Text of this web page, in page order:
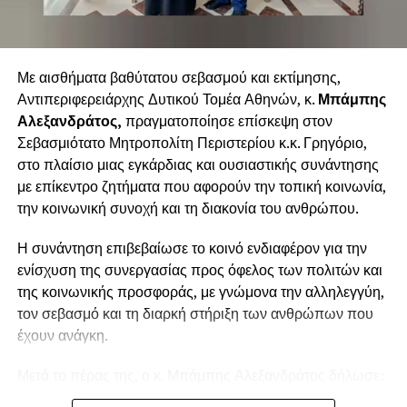
Με αισθήματα βαθύτατου σεβασμού και εκτίμησης,
Αντιπεριφερειάρχης Δυτικού Τομέα Αθηνών, κ. Μπάμπης
Αλεξανδράτος, πραγματοποίησε επίσκεψη στον
Σεβασμιότατο Μητροπολίτη Περιστερίου κ.κ. Γρηγόριο,
στο πλαίσιο μιας εγκάρδιας και ουσιαστικής συνάντησης
με επίκεντρο ζητήματα που αφορούν την τοπική κοινωνία,
την κοινωνική συνοχή και τη διακονία του ανθρώπου.
Η συνάντηση επιβεβαίωσε το κοινό ενδιαφέρον για την
ενίσχυση της συνεργασίας προς όφελος των πολιτών και
της κοινωνικής προσφοράς, με γνώμονα την αλληλεγγύη,
τον σεβασμό και τη διαρκή στήριξη των ανθρώπων που
έχουν ανάγκη.
«Επισκέφθηκα τον Σεβασμιότατο Μητροπολίτη